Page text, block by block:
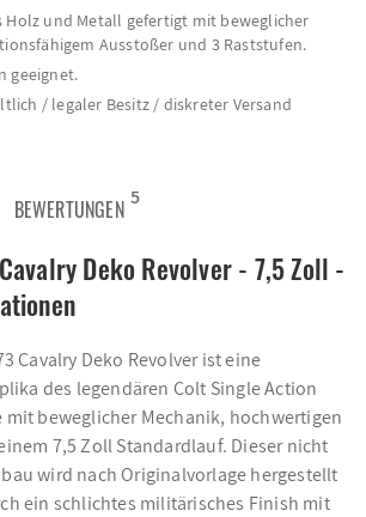
Holz und Metall gefertigt mit beweglicher
Ausstoßer und 3 Raststufen.
geeignet.
/ legaler Besitz / diskreter Versand
BEWERTUNGEN 5
Deko Revolver - 7,5 Zoll -
Cavalry Deko Revolver ist eine
des legendären Colt Single Action
mit beweglicher Mechanik, hochwertigen
7,5 Zoll Standardlauf. Dieser nicht
wird nach Originalvorlage hergestellt
ein schlichtes militärisches Finish mit